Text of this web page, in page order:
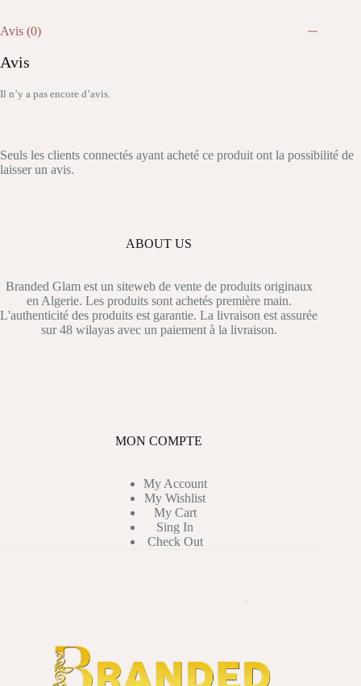
Avis (0)
Avis
Il n’y a pas encore d’avis.
Seuls les clients connectés ayant acheté ce produit ont la possibilité de
laisser un avis.
ABOUT US
Branded Glam est un siteweb de vente de produits originaux
en Algerie. Les produits sont achetés première main.
L'authenticité des produits est garantie. La livraison est assurée
sur 48 wilayas avec un paiement à la livraison.
MON COMPTE
My Account
My Wishlist
My Cart
Sing In
Check Out